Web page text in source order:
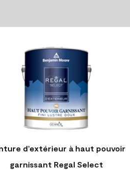
d’extérieur à haut pouvoir
garnissant Regal Select